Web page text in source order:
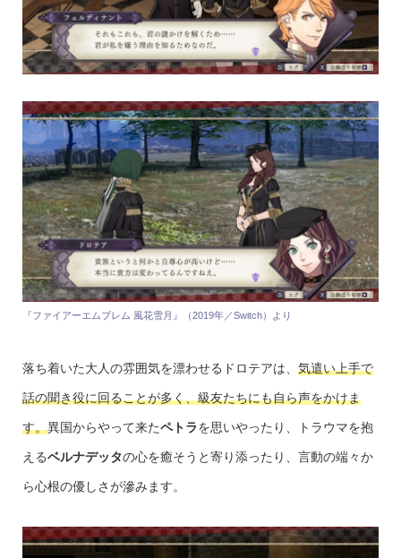
『ファイアーエムブレム 風花雪月』（2019年／Switch）より
落ち着いた大人の雰囲気を漂わせるドロテアは、 気遣い上手で
話の聞き役に回ることが多く、級友たちにも自ら声をかけま
す。異国からやって来たペトラを思いやったり、トラウマを抱
えるベルナデッタの心を癒そうと寄り添ったり、言動の端々か
ら心根の優しさが滲みます。